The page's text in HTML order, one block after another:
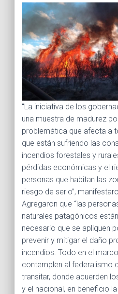
“La iniciativa de los
una muestra de madurez
problemática que afecta a
que están sufriendo las
incendios forestales y
pérdidas económicas y el
personas que habitan las
riesgo de serlo”,
Agregaron que “las
naturales patagónicos
necesario que se apliquen
prevenir y mitigar el daño
incendios. Todo en el
contemplen al federalismo
transitar, donde acuerden
y el nacional, en beneficio la